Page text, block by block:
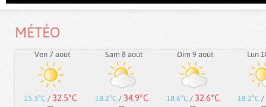
MÉTÉO
Ven 7 août
15.3°C / 32.5°C
Sam 8 août
18.2°C / 34.9°C
Dim 9 août
18.6°C / 32.6°C
Lun
18.2°C /